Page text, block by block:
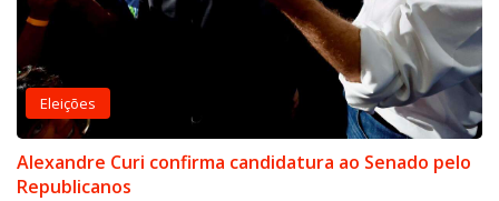
Eleições
Alexandre Curi confirma candidatura ao Senado pelo
Republicanos